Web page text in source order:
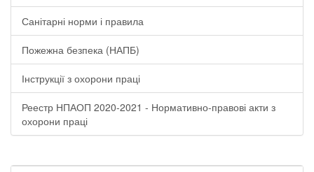
Санітарні норми і правила
Пожежна безпека (НАПБ)
Інструкції з охорони праці
Реестр НПАОП 2020-2021 - Нормативно-правові акти з
охорони праці